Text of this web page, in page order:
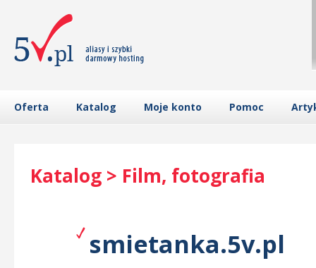
Oferta Katalog Moje konto Pomoc
Katalog > Film, fotografia
smietanka.5v.pl